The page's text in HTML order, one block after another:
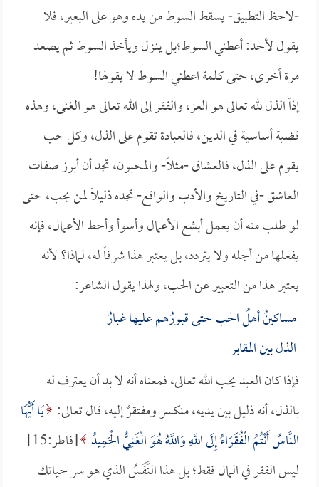
-لاحظ التطبيق- يسقط السوط من يده وهو على البعير، فلا
يقول لأحد: أعطني السوط؛بل ينـزل ويأخذ السوط ثم يصعد
مرة أخرى، حتى كلمة اعطني السوط لا يقولها!
إذاً الذل لله تعالى هو العز، والفقر إلى الله تعالى هو الغنى، وهذه
قضية أساسية في الدين، فالعبادة تقوم على الذل، وكل حب
يقوم على الذل، فالعشاق -مثلاً- والمحبون، تجد أن أبرز صفات
العاشق -في التاريخ والأدب والواقع- تجده ذليلاً لمن يحب، حتى
لو طلب منه أن يعمل أبشع الأعمال وأسوأ وأحط الأعمال، فإنه
يفعلها من أجله ولا يتردد، بل يعتبر هذا شرفاً له، لماذا؟ لأنه
يعتبر هذا من التعبير عن الحب، ولهذا يقول الشاعر:
مساكينُ أهلُ الحب حتى قبورُهم عليها غبارُ
الذل بين المقابر
فإذا كان العبد يحب الله تعالى، فمعناه أنه لا بد أن يعترف له
بالذل، أنه ذليل بين يديه، منكسر ومفتقرٌ إليه، قال تعالى: يَا أَيُّهَا
النَّاسُ أَنْتُمُ الْفُقَرَاءُ إِلَى اللَّهِ وَاللَّهُ هُوَ الْغَنِيُّ الْحَمِيدُ
[فاطر:15]
ليس الفقر في المال فقط؛ بل هذا النَّفَسُ الذي هو سر حياتك